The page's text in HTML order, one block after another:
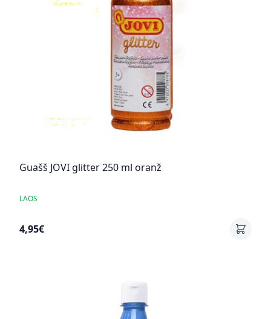
Guašš JOVI glitter 250 ml oranž
LAOS
4,95€